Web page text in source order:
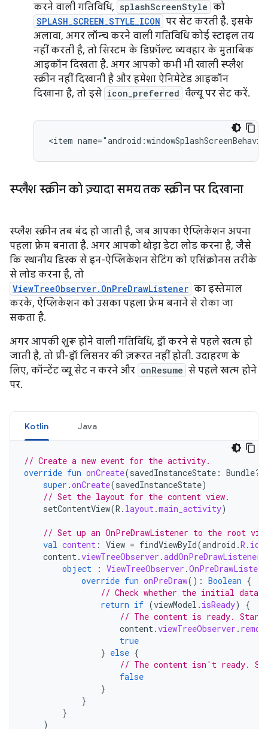
करने वाली गतिविधि, splashScreenStyle को
SPLASH_SCREEN_STYLE_ICON पर सेट करती है. इसके
अलावा, अगर लॉन्च करने वाली गतिविधि कोई स्टाइल तय
नहीं करती है, तो सिस्टम के डिफ़ॉल्ट व्यवहार के मुताबिक
आइकॉन दिखता है. अगर आपको कभी भी खाली स्प्लैश
स्क्रीन नहीं दिखानी है और हमेशा ऐनिमेटेड आइकॉन
दिखाना है, तो इसे icon_preferred वैल्यू पर सेट करें.
स्प्लैश स्क्रीन को ज़्यादा समय तक स्क्रीन पर दिखाना
स्प्लैश स्क्रीन तब बंद हो जाती है, जब आपका ऐप्लिकेशन अपना
पहला फ़्रेम बनाता है. अगर आपको थोड़ा डेटा लोड करना है, जैसे
कि स्थानीय डिस्क से इन-ऐप्लिकेशन सेटिंग को एसिंक्रोनस तरीके
से लोड करना है, तो
ViewTreeObserver.OnPreDrawListener का इस्तेमाल
करके, ऐप्लिकेशन को उसका पहला फ़्रेम बनाने से रोका जा
सकता है.
अगर आपकी शुरू होने वाली गतिविधि, ड्रॉ करने से पहले खत्म हो
जाती है, तो प्री-ड्रॉ लिसनर की ज़रूरत नहीं होती. उदाहरण के
लिए, कॉन्टेंट व्यू सेट न करने और onResume से पहले खत्म होने
पर.
Kotlin Java
// Create a new event for the activity.
override fun onCreate(savedInstanceState : Bundle?)
super .onCreate(savedInstanceState)
// Set the layout for the content view.
setContentView(R . layout.main_activity)
// Set up an OnPreDrawListener to the root
val content : View = findViewById(android .R . id
content.viewTreeObserver .addOnPreDrawListener
object
: ViewTreeObserver .
override fun onPreDraw(): Boolean {
// Check whether the initial data
return if (viewModel . isReady)
{
// The content is ready. Start
content.viewTreeObserver .
true
} else {
// The content isn't ready.
false
}
}
}
)